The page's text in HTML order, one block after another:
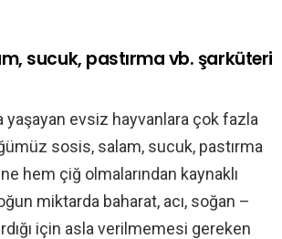
sucuk, pastırma vb. şarküteri
yaşayan evsiz hayvanlara çok fazla
sosis, salam, sucuk, pastırma
hem çiğ olmalarından kaynaklı
miktarda baharat, acı, soğan –
için asla verilmemesi gereken